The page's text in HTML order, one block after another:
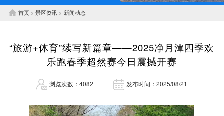
首页 景区资讯 新闻动态
“旅游+体育”续写新篇章——2025净月潭四季欢
乐跑春季超然赛今日震撼开赛
浏览次数：4082 发布时间：2025/08/21